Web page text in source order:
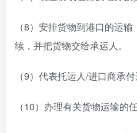
（8）安排货物到港口的运
续，并把货物交给承运人。
（9）代表托运人/进口商承
（10）办理有关货物运输的